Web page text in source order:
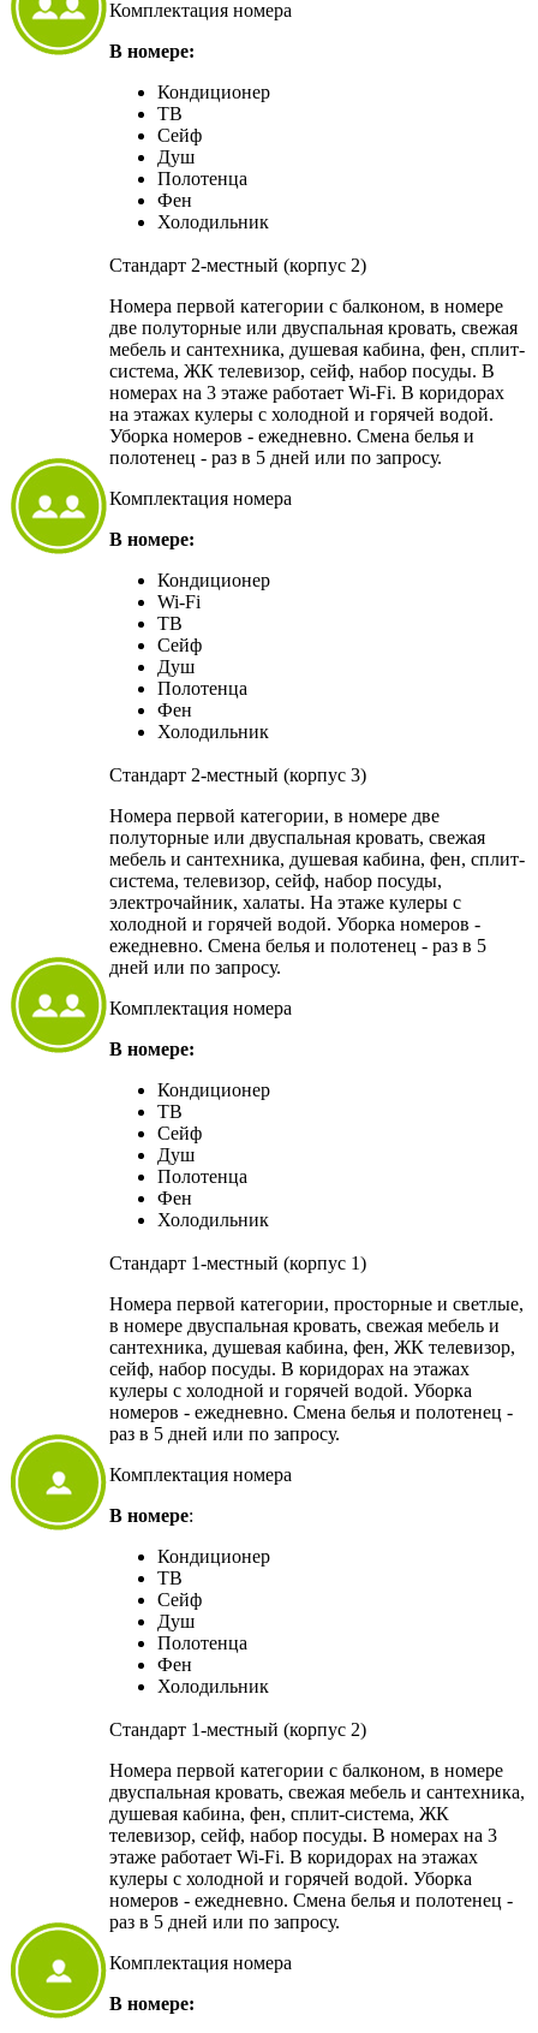
Комплектация номера
В номере:
Кондиционер
ТВ
Сейф
Душ
Полотенца
Фен
Холодильник
Стандарт 2-местный (корпус 2)
Номера первой категории с балконом, в номере
две полуторные или двуспальная кровать, свежая
мебель и сантехника, душевая кабина, фен, сплит-
система, ЖК телевизор, сейф, набор посуды. В
номерах на 3 этаже работает Wi-Fi. В коридорах
на этажах кулеры с холодной и горячей водой.
Уборка номеров - ежедневно. Смена белья и
полотенец - раз в 5 дней или по запросу.
Комплектация номера
В номере:
Кондиционер
Wi-Fi
ТВ
Сейф
Душ
Полотенца
Фен
Холодильник
Стандарт 2-местный (корпус 3)
Номера первой категории, в номере две
полуторные или двуспальная кровать, свежая
мебель и сантехника, душевая кабина, фен, сплит-
система, телевизор, сейф, набор посуды,
электрочайник, халаты. На этаже кулеры с
холодной и горячей водой. Уборка номеров -
ежедневно. Смена белья и полотенец - раз в 5
дней или по запросу.
Комплектация номера
В номере:
Кондиционер
ТВ
Сейф
Душ
Полотенца
Фен
Холодильник
Стандарт 1-местный (корпус 1)
Номера первой категории, просторные и светлые,
в номере двуспальная кровать, свежая мебель и
сантехника, душевая кабина, фен, ЖК телевизор,
сейф, набор посуды. В коридорах на этажах
кулеры с холодной и горячей водой. Уборка
номеров - ежедневно. Смена белья и полотенец -
раз в 5 дней или по запросу.
Комплектация номера
В номере:
Кондиционер
ТВ
Сейф
Душ
Полотенца
Фен
Холодильник
Стандарт 1-местный (корпус 2)
Номера первой категории с балконом, в номере
двуспальная кровать, свежая мебель и сантехника,
душевая кабина, фен, сплит-система, ЖК
телевизор, сейф, набор посуды. В номерах на 3
этаже работает Wi-Fi. В коридорах на этажах
кулеры с холодной и горячей водой. Уборка
номеров - ежедневно. Смена белья и полотенец -
раз в 5 дней или по запросу.
Комплектация номера
В номере: